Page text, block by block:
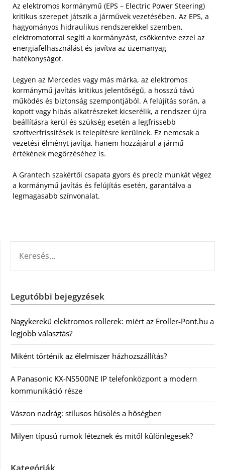
Az elektromos kormánymű (EPS – Electric Power Steering)
kritikus szerepet játszik a járművek vezetésében. Az EPS, a
hagyományos hidraulikus rendszerekkel szemben,
elektromotorral segíti a kormányzást, csökkentve ezzel az
energiafelhasználást és javítva az üzemanyag-
hatékonyságot.
Legyen az Mercedes vagy más márka, az elektromos
kormánymű javítás kritikus jelentőségű, a hosszú távú
működés és biztonság szempontjából. A felújítás során, a
kopott vagy hibás alkatrészeket kicserélik, a rendszer újra
beállításra kerül és szükség esetén a legfrissebb
szoftverfrissítések is telepítésre kerülnek. Ez nemcsak a
vezetési élményt javítja, hanem hozzájárul a jármű
értékének megőrzéséhez is.
A Grantech szakértői csapata gyors és precíz munkát végez
a kormánymű javítás és felújítás esetén, garantálva a
legmagasabb színvonalat.
Legutóbbi bejegyzések
Nagykerekű elektromos rollerek: miért az Eroller-Pont.hu a
legjobb választás?
Miként történik az élelmiszer házhozszállítás?
A Panasonic KX-NS500NE IP telefonközpont a modern
kommunikáció része
Vászon nadrág: stílusos hűsölés a hőségben
Milyen típusú rumok léteznek és mitől különlegesek?